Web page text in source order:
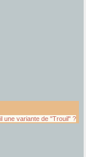
une variante de "Trouil" ?